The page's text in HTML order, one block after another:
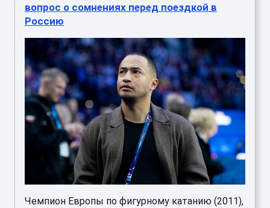
вопрос о сомнениях перед поездкой в
Россию
Чемпион Европы по фигурному катанию (2011),